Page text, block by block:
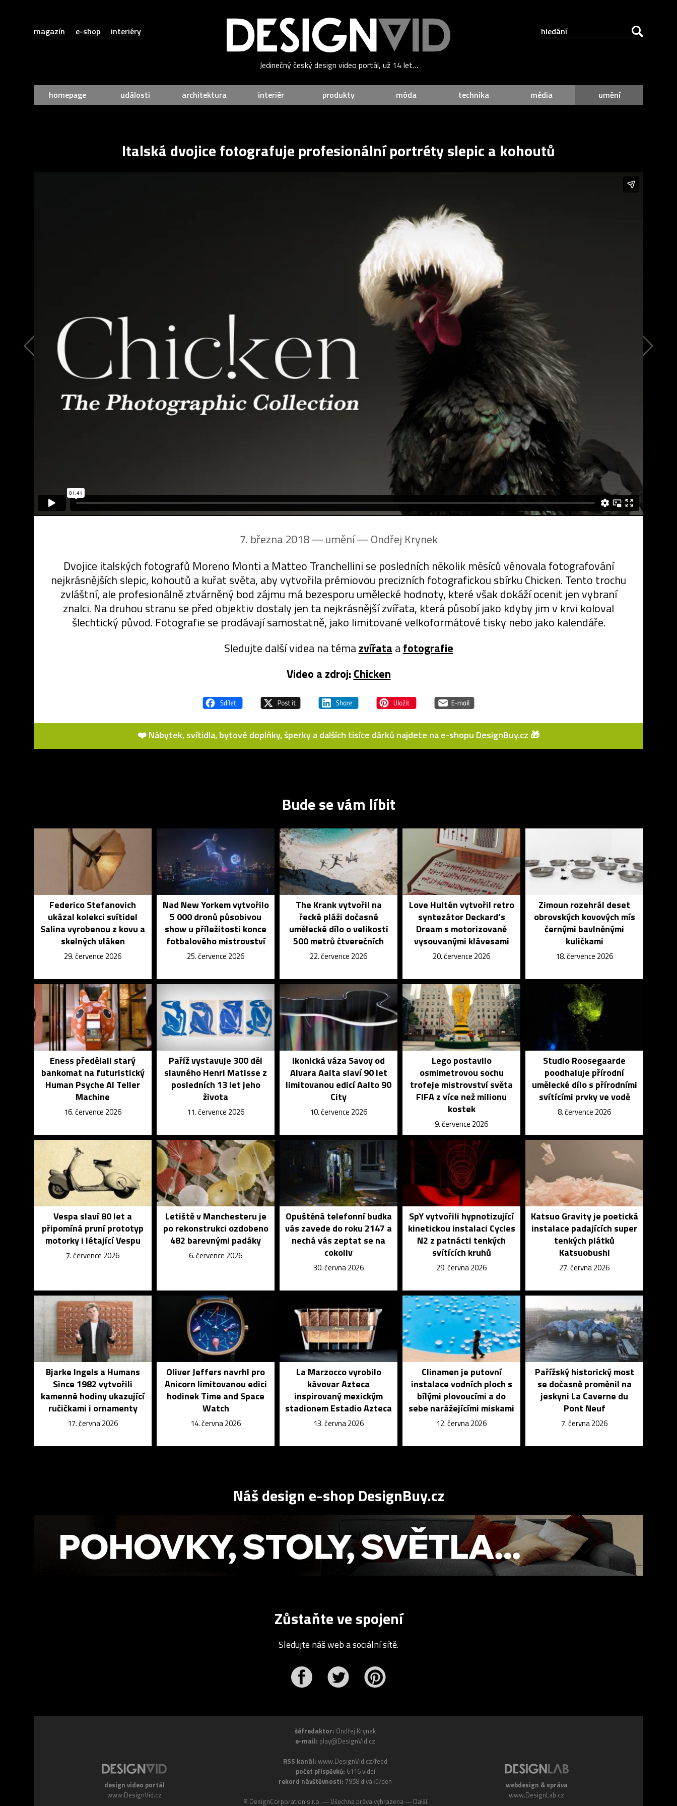
magazín e-shop interiéry
Jedinečný český design video portál, už 14 let…
homepage události architektura interiér produkty móda technika média umění
Italská dvojice fotografuje profesionální portréty slepic a kohoutů
7. března 2018 ― umění ―Ondřej Krynek
Dvojice italských fotografů Moreno Monti a Matteo Tranchellini se posledních několik měsíců věnovala fotografování
nejkrásnějších slepic, kohoutů a kuřat světa, aby vytvořila prémiovou precizních fotografickou sbírku Chicken. Tento trochu
zvláštní, ale profesionálně ztvárněný bod zájmu má bezesporu umělecké hodnoty, které však dokáží ocenit jen vybraní
znalci. Na druhou stranu se před objektiv dostaly jen ta nejkrásnější zvířata, která působí jako kdyby jim v krvi koloval
šlechtický původ. Fotografie se prodávají samostatně, jako limitované velkoformátové tisky nebo jako kalendáře.
Sledujte další videa na témazvířata afotografie
Video a zdroj: Chicken
❤️ Nábytek, svítidla, bytové doplňky, šperky a dalších tisíce dárků najdete na e-shopu DesignBuy.cz 🎁
Bude se vám líbit
Federico Stefanovich
ukázal kolekci svítidel
Salina vyrobenou z kovu a
skelných vláken
29. července 2026
Nad New Yorkem vytvořilo
5 000 dronů působivou
show u příležitosti konce
fotbalového mistrovství
25. července 2026
The Krank vytvořil na
řecké pláži dočasné
umělecké dílo o velikosti
500 metrů čtverečních
22. července 2026
Love Hultén vytvořil retro
syntezátor Deckard’s
Dream s motorizovaně
vysouvanými klávesami
20. července 2026
Zimoun rozehrál deset
obrovských kovových mís
černými bavlněnými
kuličkami
18. července 2026
Eness předělali starý
bankomat na futuristický
Human Psyche AI Teller
Machine
16. července 2026
Paříž vystavuje 300 děl
slavného Henri Matisse z
posledních 13 let jeho
života
11. července 2026
Ikonická váza Savoy od
Alvara Aalta slaví 90 let
limitovanou edicí Aalto 90
City
10. července 2026
Lego postavilo
osmimetrovou sochu
trofeje mistrovství světa
FIFA z více než milionu
kostek
9. července 2026
Studio Roosegaarde
poodhaluje přírodní
umělecké dílo s přírodními
svítícími prvky ve vodě
8. července 2026
Vespa slaví 80 let a
připomíná první prototyp
motorky i létající Vespu
7. července 2026
Letiště v Manchesteru je
po rekonstrukci ozdobeno
482 barevnými padáky
6. července 2026
Opuštěná telefonní budka
vás zavede do roku 2147 a
nechá vás zeptat se na
cokoliv
30. června 2026
SpY vytvořili hypnotizující
kinetickou instalaci Cycles
N2 z patnácti tenkých
svítících kruhů
29. června 2026
Katsuo Gravity je poetická
instalace padajících super
tenkých plátků
Katsuobushi
27. června 2026
Bjarke Ingels a Humans
Since 1982 vytvořili
kamenné hodiny ukazující
ručičkami i ornamenty
17. června 2026
Oliver Jeffers navrhl pro
Anicorn limitovanou edici
hodinek Time and Space
Watch
14. června 2026
La Marzocco vyrobilo
kávovar Azteca
inspirovaný mexickým
stadionem Estadio Azteca
13. června 2026
Clinamen je putovní
instalace vodních ploch s
bílými plovoucími a do
sebe narážejícími miskami
12. června 2026
Pařížský historický most
se dočasně proměnil na
jeskyni La Caverne du
Pont Neuf
7. června 2026
Náš design e-shop DesignBuy.cz
Zůstaňte ve spojení
Sledujte náš web a sociální sítě.
design video portál
www.DesignVid.cz
šéfredaktor: Ondřej Krynek
e-mail: play@DesignVid.cz
RSS kanál: www.DesignVid.cz/feed
počet příspěvků: 6116 videí
rekord návštěvnosti: 7958 diváků/den
© DesignCorporation s.r.o. ― Všechna práva vyhrazena ― Další
webdesign & správa
www.DesignLab.cz